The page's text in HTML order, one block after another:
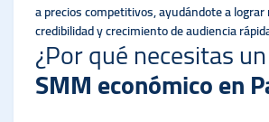
a precios competitivos, ayudándote a
credibilidad y crecimiento de audiencia
¿Por qué necesitas un
SMM económico en